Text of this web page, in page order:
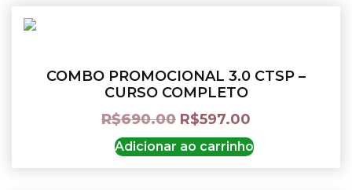
COMBO PROMOCIONAL 3.0 CTSP –
CURSO COMPLETO
R$690.00 R$597.00
Adicionar ao carrinho